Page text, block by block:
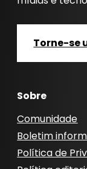
Torne-se
Sobre
Comunidade
Boletim
Política de